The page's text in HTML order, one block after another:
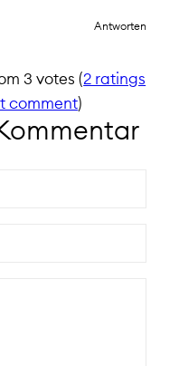
Antworten
3 votes (2 ratings
comment)